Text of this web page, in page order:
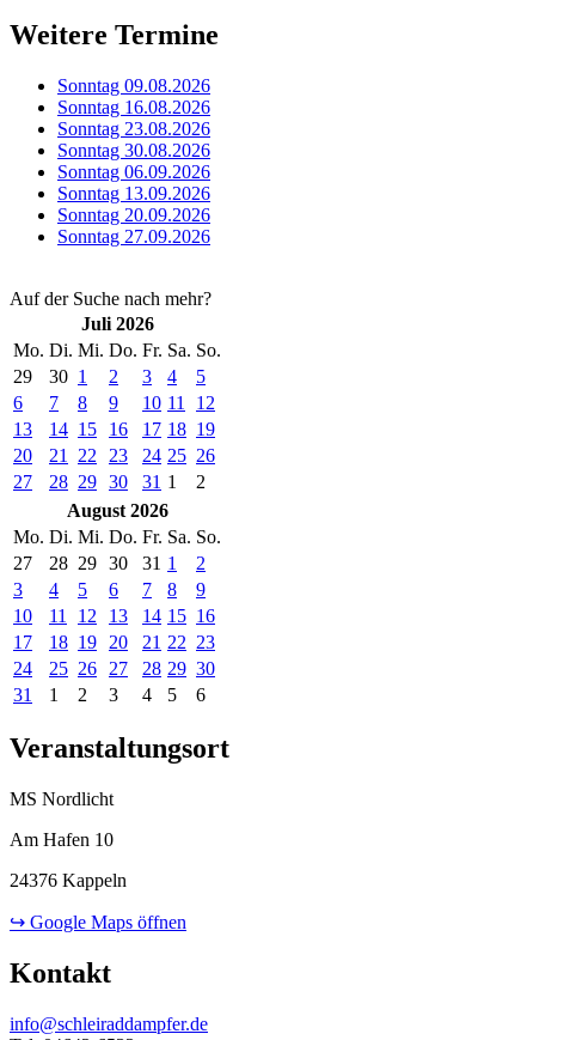
Weitere Termine
Sonntag 09.08.2026
Sonntag 16.08.2026
Sonntag 23.08.2026
Sonntag 30.08.2026
Sonntag 06.09.2026
Sonntag 13.09.2026
Sonntag 20.09.2026
Sonntag 27.09.2026
Auf der Suche nach mehr?
Juli 2026
Mo. Di. Mi. Do. Fr. Sa. So.
29
30 1 2 3 4
5
6
7 8 9 10 11
12
13
14 15 16 17 18 19
20
21 22 23 24 25 26
27
28 29 30 31 1
2
August 2026
Mo. Di. Mi. Do. Fr. Sa. So.
27
28 29 30 31 1
2
3
4 5 6 7 8
9
10
11 12 13 14 15 16
17
18 19 20 21 22 23
24
25 26 27 28 29 30
31
1 2 3 4 5 6
Veranstaltungsort
MS Nordlicht
Am Hafen 10
24376 Kappeln
↪ Google Maps öffnen
Kontakt
info@schleiraddampfer.de